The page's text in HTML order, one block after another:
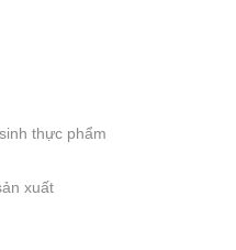
thực phẩm
xuất